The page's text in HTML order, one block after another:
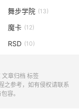
舞步学院 (13)
魔卡 (12)
RSD (10)
文章归档 标签
之参考，如有侵权请联系
容。